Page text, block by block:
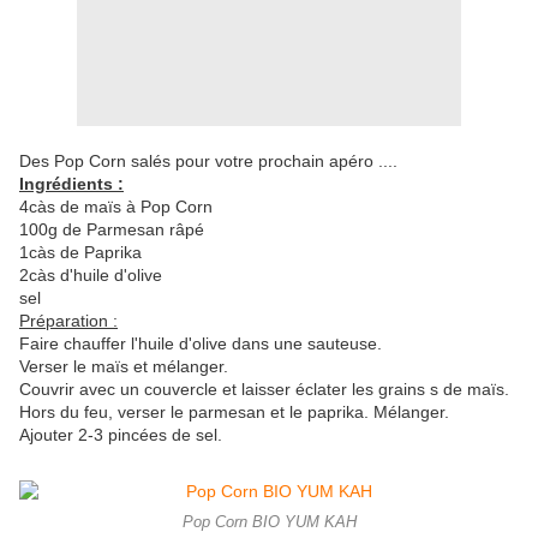
Des Pop Corn salés pour votre prochain apéro ....
Ingrédients :
4càs de maïs à Pop Corn
100g de Parmesan râpé
1càs de Paprika
2càs d'huile d'olive
sel
Préparation :
Faire chauffer l'huile d'olive dans une sauteuse.
Verser le maïs et mélanger.
Couvrir avec un couvercle et laisser éclater les grains s de maïs.
Hors du feu, verser le parmesan et le paprika. Mélanger.
Ajouter 2-3 pincées de sel.
Pop Corn BIO YUM KAH